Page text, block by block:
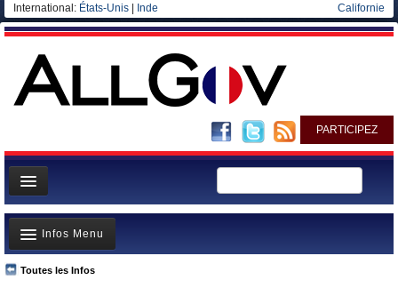
International: États-Unis Inde Californie
PARTICIPEZ
Page d'accueil
Infos
Gouvernement
Toutes les Infos
Infos Menu
A la Une